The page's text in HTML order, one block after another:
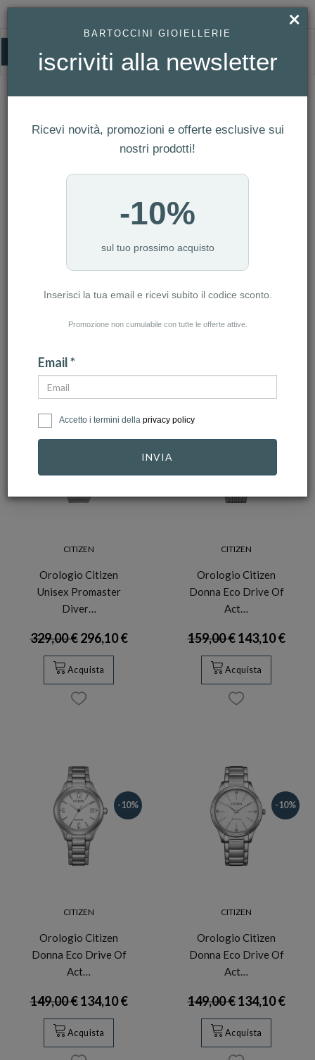
CITIZEN
CATEGORIA: ANELLI
CATEGORIA: BRACCIALI
CATEGORIA: COLLANE
CATEGORIA: OROLOGI
CATEGORIA: DONNA
AZZERA FILTRI
NUMERO ARTICOLI:57
-10%
CITIZEN
Orologio Citizen
Unisex Promaster
Diver…
329,00 €296,10 €
Acquista
-10%
CITIZEN
Orologio Citizen
Donna Eco Drive Of
Act…
159,00 €143,10 €
Acquista
-10%
CITIZEN
Orologio Citizen
Donna Eco Drive Of
Act…
149,00 €134,10 €
Acquista
-10%
CITIZEN
Orologio Citizen
Donna Eco Drive Of
Act…
149,00 €134,10 €
Acquista
×
BARTOCCINI GIOIELLERIE
iscriviti alla newsletter
Ricevi novità, promozioni e offerte esclusive sui
nostri prodotti!
-10%
sul tuo prossimo acquisto
Inserisci la tua email e ricevi subito il codice sconto.
Promozione non cumulabile con tutte le offerte attive.
Email *
Accetto i termini della privacy policy
INVIA